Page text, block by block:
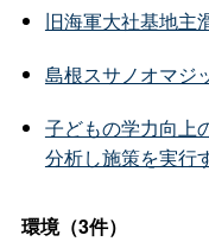
旧海軍大社基地主
島根スサノオマジ
子どもの学力向上
分析し施策を実行
環境（3件）